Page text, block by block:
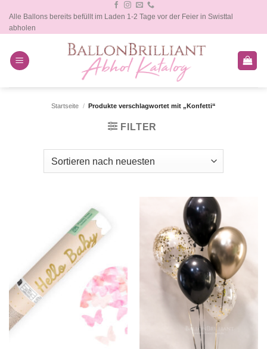
Inhalt
springen
Alle Ballons bereits befüllt im Laden 1-2 Tage vor der Feier in Swisttal
abholen
Startseite / Produkte verschlagwortet mit „Konfetti“
FILTER